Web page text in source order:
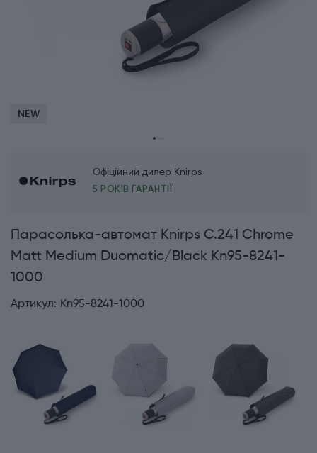
NEW
Офіційний дилер Knirps
5 РОКІВ ГАРАНТІЇ
Парасолька-автомат Knirps C.241 Chrome
Matt Medium Duomatic/Black Kn95-8241-
1000
Артикул: Kn95-8241-1000